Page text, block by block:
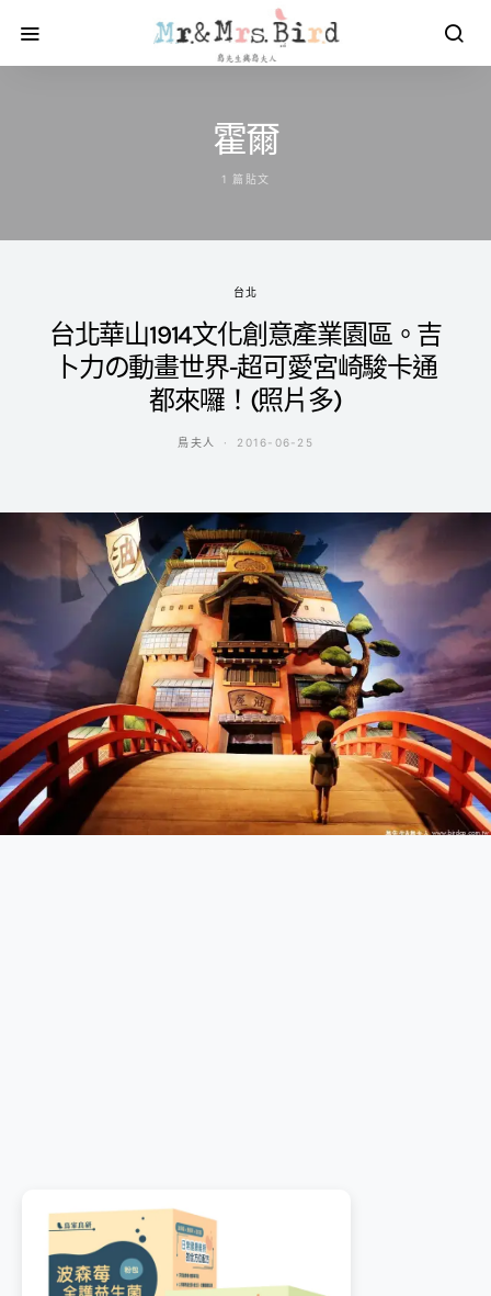
霍爾
1 篇貼文
台北
台北華山1914文化創意產業園區。吉
卜力の動畫世界-超可愛宮崎駿卡通
都來囉！(照片多)
鳥夫人 2016-06-25